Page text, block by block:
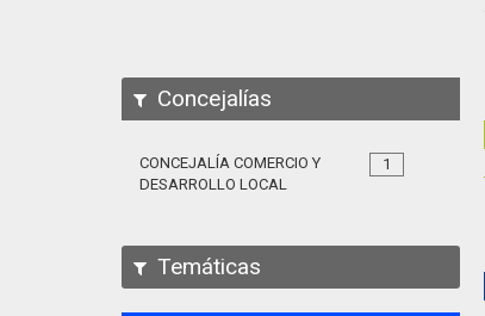
Concejalías
1
CONCEJALÍA COMERCIO Y
DESARROLLO LOCAL
Temáticas